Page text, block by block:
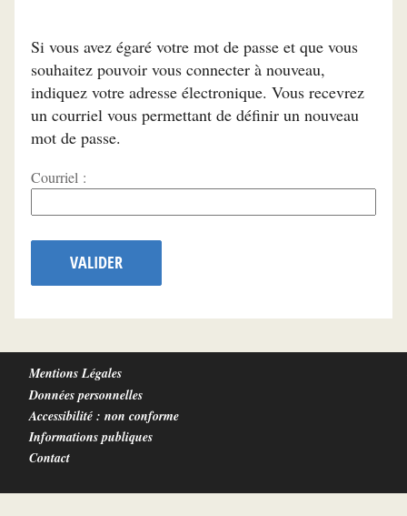
Si vous avez égaré votre mot de passe et que vous
souhaitez pouvoir vous connecter à nouveau,
indiquez votre adresse électronique. Vous recevrez
un courriel vous permettant de définir un nouveau
mot de passe.
Courriel :
VALIDER
Mentions Légales
Données personnelles
Accessibilité : non conforme
Informations publiques
Contact